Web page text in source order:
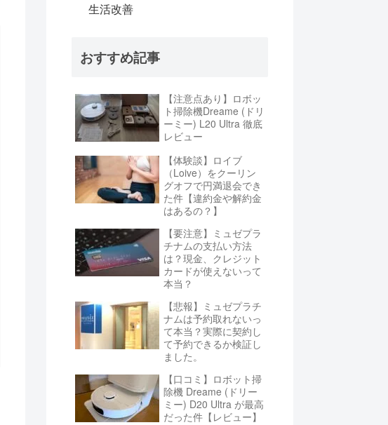
生活改善
おすすめ記事
【注意点あり】ロボッ
ト掃除機Dreame (ドリ
ーミー) L20 Ultra 徹底
レビュー
【体験談】ロイブ
（Loive）をクーリン
グオフで円満退会でき
た件【違約金や解約金
はあるの？】
【要注意】ミュゼプラ
チナムの支払い方法
は？現金、クレジット
カードが使えないって
本当？
【悲報】ミュゼプラチ
ナムは予約取れないっ
て本当？実際に契約し
て予約できるか検証し
ました。
【口コミ】ロボット掃
除機 Dreame (ドリー
ミー) D20 Ultra が最高
だった件【レビュー】